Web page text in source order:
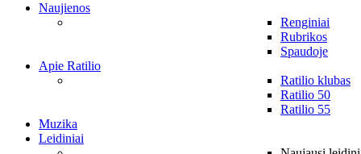
Naujienos
Renginiai
Rubrikos
Spaudoje
Apie Ratilio
Ratilio klubas
Ratilio 50
Ratilio 55
Muzika
Leidiniai